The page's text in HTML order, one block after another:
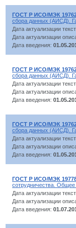
ГОСТ Р ИСО/МЭК
сбора данных (АИСД).
Дата актуализации
Дата актуализации
Дата введения:
ГОСТ Р ИСО/МЭК
сбора данных (АИСД).
Дата актуализации
Дата актуализации
Дата введения:
ГОСТ Р ИСО/МЭК
сбора данных (АИСД).
Дата актуализации
Дата актуализации
Дата введения:
ГОСТ Р ИСО/МЭК
сотрудничества. Общее
Дата актуализации
Дата актуализации
Дата введения: